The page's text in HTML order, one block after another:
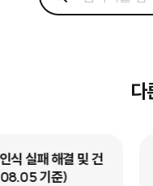
다
해결 및 건
준)
삼성
인 방